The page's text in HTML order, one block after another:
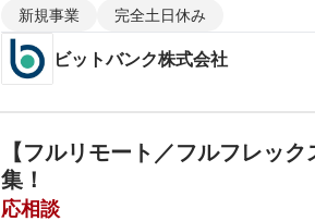
県 新潟県 富山県 石川県 福井県 長野県 大
愛媛県 高知県 福岡県 佐賀県 長崎県 熊本
新規事業 完全土日休み
ビットバンク株式会社
【フルリモート／フルフレッ
集！
応相談